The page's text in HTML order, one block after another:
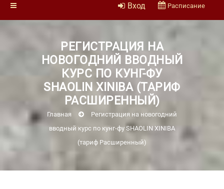
Вход Расписание
РЕГИСТРАЦИЯ НА
НОВОГОДНИЙ ВВОДНЫЙ
КУРС ПО КУНГ-ФУ
SHAOLIN XINIBA (ТАРИФ
РАСШИРЕННЫЙ)
Главная
Регистрация на новогодний
вводный курс по кунг-фу SHAOLIN XINIBA
(тариф Расширенный)